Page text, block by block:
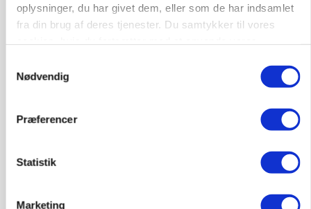
oplysninger, du har givet dem, eller som de har indsamlet
fra din brug af deres tjenester. Du samtykker til vores
Nødvendig
Præferencer
Statistik
Marketing
KVÆG